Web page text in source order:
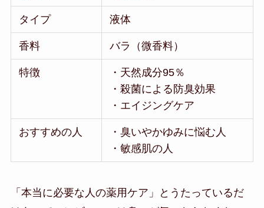
タイプ 液体
香料 バラ（微香料）
特徴
・天然成分95％
・殺菌による防臭効果
・エイジングケア
おすすめの人
・臭いやかゆみに悩む人
・敏感肌の人
「本当に必要な人の薬用ケア」とうたっているだ